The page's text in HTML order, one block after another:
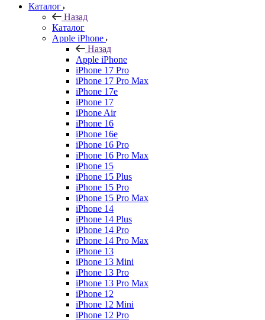
Каталог
Назад
Каталог
Apple iPhone
Назад
Apple iPhone
iPhone 17 Pro
iPhone 17 Pro Max
iPhone 17e
iPhone 17
iPhone Air
iPhone 16
iPhone 16e
iPhone 16 Pro
iPhone 16 Pro Max
iPhone 15
iPhone 15 Plus
iPhone 15 Pro
iPhone 15 Pro Max
iPhone 14
iPhone 14 Plus
iPhone 14 Pro
iPhone 14 Pro Max
iPhone 13
iPhone 13 Mini
iPhone 13 Pro
iPhone 13 Pro Max
iPhone 12
iPhone 12 Mini
iPhone 12 Pro